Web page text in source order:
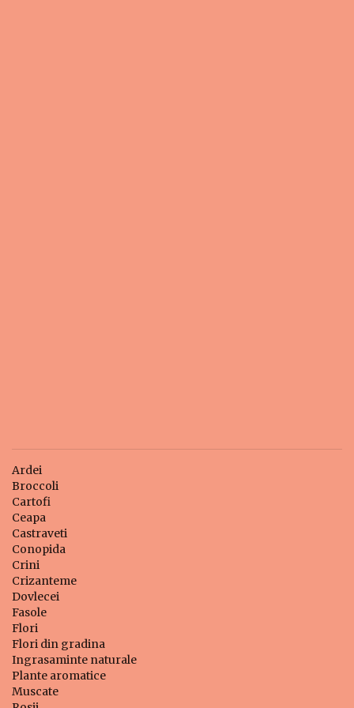
Ardei
Broccoli
Cartofi
Ceapa
Castraveti
Conopida
Crini
Crizanteme
Dovlecei
Fasole
Flori
Flori din gradina
Ingrasaminte naturale
Plante aromatice
Muscate